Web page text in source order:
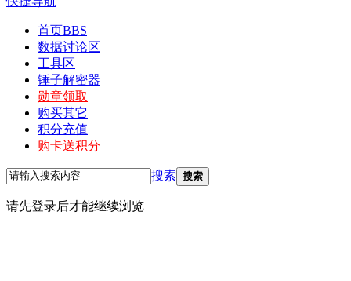
首页BBS
数据讨论区
工具区
锤子解密器
勋章领取
购买其它
积分充值
购卡送积分
搜索 搜索
请先登录后才能继续浏览